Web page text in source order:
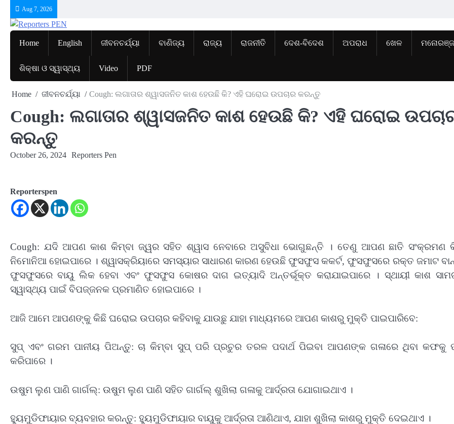
content
Aug 7, 2026
Home English ଜୀବନଚର୍ଯ୍ୟା ବାଣିଜ୍ୟ ରାଜ୍ୟ ରାଜନୀତି ଦେଶ-ବିଦେଶ ଅପରାଧ ଖେଳ
ଶିକ୍ଷା ଓ ସ୍ୱାସ୍ଥ୍ୟ Video PDF
Home ଜୀବନଚର୍ଯ୍ୟା Cough: ଲଗାତାର ଶ୍ୱାସଜନିତ କାଶ ହେଉଛି କି? ଏହି ଘରୋଇ ଉପଚାର କରନ୍ତୁ
Cough: ଲଗାତାର ଶ୍ୱାସଜନିତ କାଶ ହେଉଛି କି? ଏହି ଘରୋଇ
କରନ୍ତୁ
October 26, 2024 Reporters Pen
Reporterspen
Cough: ଯଦି ଆପଣ କାଶ କିମ୍ବା ଜ୍ୱର ସହିତ ଶ୍ୱାସ ନେବାରେ ଅସୁବିଧା ଭୋଗୁଛନ୍ତି । ତେଣୁ ଆପଣ ଛାତି ସଂକ୍ରମଣ
ନିମୋନିଆ ହୋଇପାରେ । ଶ୍ୱାସକ୍ରିୟାରେ ସମସ୍ୟାର ସାଧାରଣ କାରଣ ହେଉଛି ଫୁସଫୁସ କକର୍ଟ, ଫୁସଫୁସରେ ରକ୍ତ ଜମାଟ
ଫୁସଫୁସରେ ବାୟୁ ଲିକ ହେବା ଏବଂ ଫୁସଫୁସ କୋଷର ଦାଗ ଇତ୍ୟାଦି ଅନ୍ତର୍ଭୂକ୍ତ କରାଯାଇପାରେ । ସ୍ଥାୟୀ କାଶ
ସ୍ୱାସ୍ଥ୍ୟ ପାଇଁ ବିପଜ୍ଜନକ ପ୍ରମାଣିତ ହୋଇପାରେ ।
ଆଜି ଆମେ ଆପଣଙ୍କୁ କିଛି ଘରୋଇ ଉପଚାର କହିବାକୁ ଯାଉଛୁ ଯାହା ମାଧ୍ୟମରେ ଆପଣ କାଶରୁ ମୁକ୍ତି ପାଇପାରିବେ:
ସୁପ୍ ଏବଂ ଗରମ ପାନୀୟ ପିଅନ୍ତୁ: ଚା କିମ୍ବା ସୁପ୍ ପରି ପ୍ରଚୁର ତରଳ ପଦାର୍ଥ ପିଇବା ଆପଣଙ୍କ ଗଳାରେ ଥିବା କଫକୁ
କରିପାରେ ।
ଉଷୁମ ଲୁଣ ପାଣି ଗାର୍ଗଲ୍‌: ଉଷୁମ ଲୁଣ ପାଣି ସହିତ ଗାର୍ଗଲ୍ ଶୁଖିଲା ଗଳାକୁ ଆର୍ଦ୍ରତା ଯୋଗାଇଥାଏ ।
ହ୍ୟୁମୁଡିଫାୟାର ବ୍ୟବହାର କରନ୍ତୁ: ହ୍ୟୁମୁଡିଫାୟାର ବାୟୁକୁ ଆର୍ଦ୍ରତା ଆଣିଥାଏ, ଯାହା ଶୁଖିଲା କାଶରୁ ମୁକ୍ତି ଦେଇଥାଏ ।